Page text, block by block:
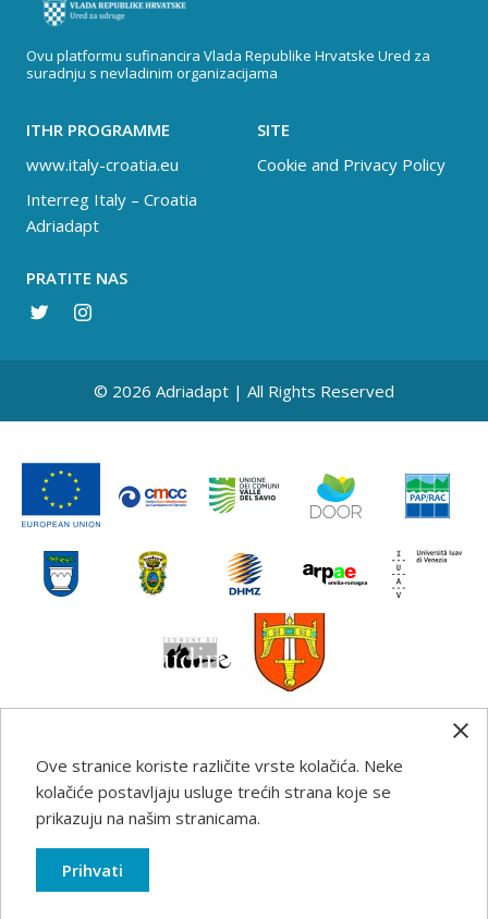
Ovu platformu sufinancira Vlada Republike Hrvatske Ured za
suradnju s nevladinim organizacijama
ITHR PROGRAMME
www.italy-croatia.eu
Interreg Italy – Croatia
Adriadapt
SITE
Cookie and Privacy Policy
PRATITE NAS
© 2026 Adriadapt | All Rights Reserved
Any information, good practice guidance and
recommendations published on this web site reflects the
author’s views; the Programme authorities are not liable
for any use that may be made of the information
Ove stranice koriste različite vrste kolačića. Neke
kolačiće postavljaju usluge trećih strana koje se
prikazuju na našim stranicama.
Prihvati